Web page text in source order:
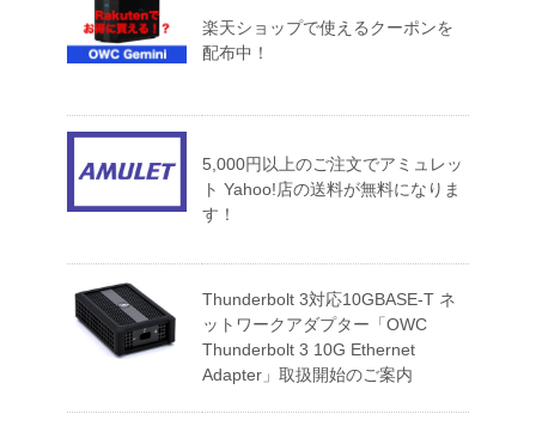
楽天ショップで使えるクーポンを
配布中！
5,000円以上のご注文でアミュレッ
ト Yahoo!店の送料が無料になりま
す！
Thunderbolt 3対応10GBASE-T ネ
ットワークアダプター「OWC
Thunderbolt 3 10G Ethernet
Adapter」取扱開始のご案内